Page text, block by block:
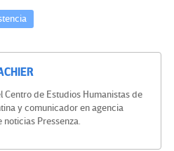
Centro de Estudios Humanistas de
y comunicador en agencia
Pressenza.